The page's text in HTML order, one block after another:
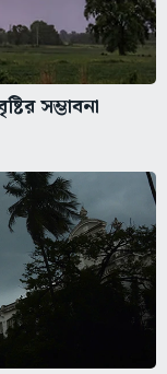
সম্ভাবনা